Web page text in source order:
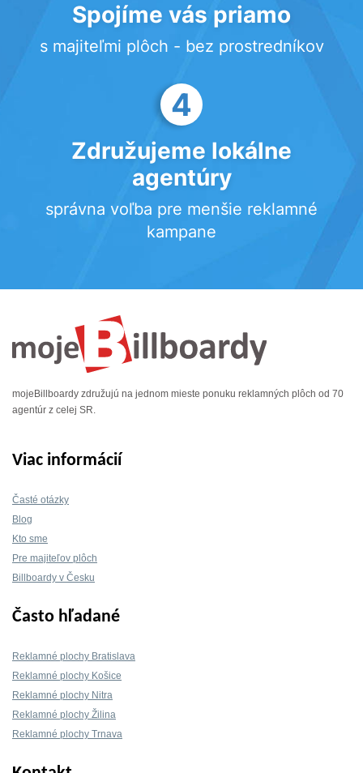
Spojíme vás priamo
s majiteľmi plôch - bez prostredníkov
4
Združujeme lokálne
agentúry
správna voľba pre menšie reklamné
kampane
mojeBillboardy združujú na jednom mieste ponuku reklamných plôch od 70
agentúr z celej SR.
Viac informácií
Časté otázky
Blog
Kto sme
Pre majiteľov plôch
Billboardy v Česku
Často hľadané
Reklamné plochy Bratislava
Reklamné plochy Košice
Reklamné plochy Nitra
Reklamné plochy Žilina
Reklamné plochy Trnava